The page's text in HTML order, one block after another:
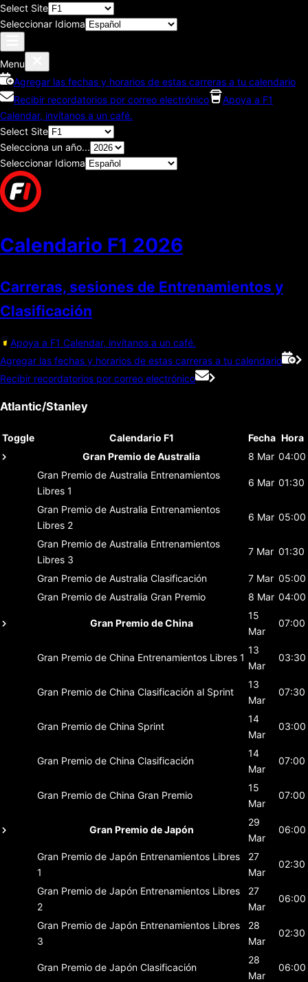
Select Site
Seleccionar Idioma
Menu
Agregar las fechas y horarios de estas carreras a tu calendario
Recibir recordatorios por correo electrónico
Apoya a F1
Calendar, invítanos a un café.
Select Site
Selecciona un año...
Seleccionar Idioma
Calendario F1 2026
Carreras, sesiones de Entrenamientos y
Clasificación
Apoya a F1 Calendar, invítanos a un café.
Agregar las fechas y horarios de estas carreras a tu calendario
Recibir recordatorios por correo electrónico
Atlantic/Stanley
Toggle Calendario F1 Fecha Hora
Gran Premio de Australia
8 Mar 04:00
Gran Premio de Australia Entrenamientos
Libres 1
6 Mar 01:30
Gran Premio de Australia Entrenamientos
Libres 2
6 Mar 05:00
Gran Premio de Australia Entrenamientos
Libres 3
7 Mar 01:30
Gran Premio de Australia Clasificación 7 Mar 05:00
Gran Premio de Australia Gran Premio 8 Mar 04:00
Gran Premio de China
15
Mar
07:00
Gran Premio de China Entrenamientos Libres 1
13
Mar
03:30
Gran Premio de China Clasificación al Sprint
13
Mar
07:30
Gran Premio de China Sprint
14
Mar
03:00
Gran Premio de China Clasificación
14
Mar
07:00
Gran Premio de China Gran Premio
15
Mar
07:00
Gran Premio de Japón
29
Mar
06:00
Gran Premio de Japón Entrenamientos Libres
1
27
Mar
02:30
Gran Premio de Japón Entrenamientos Libres
2
27
Mar
06:00
Gran Premio de Japón Entrenamientos Libres
3
28
Mar
02:30
Gran Premio de Japón Clasificación
28
Mar
06:00